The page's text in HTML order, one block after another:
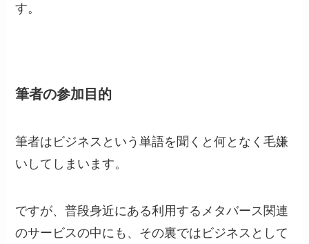
す。
筆者の参加目的
筆者はビジネスという単語を聞くと何となく毛嫌
いしてしまいます。
ですが、普段身近にある利用するメタバース関連
のサービスの中にも、その裏ではビジネスとして